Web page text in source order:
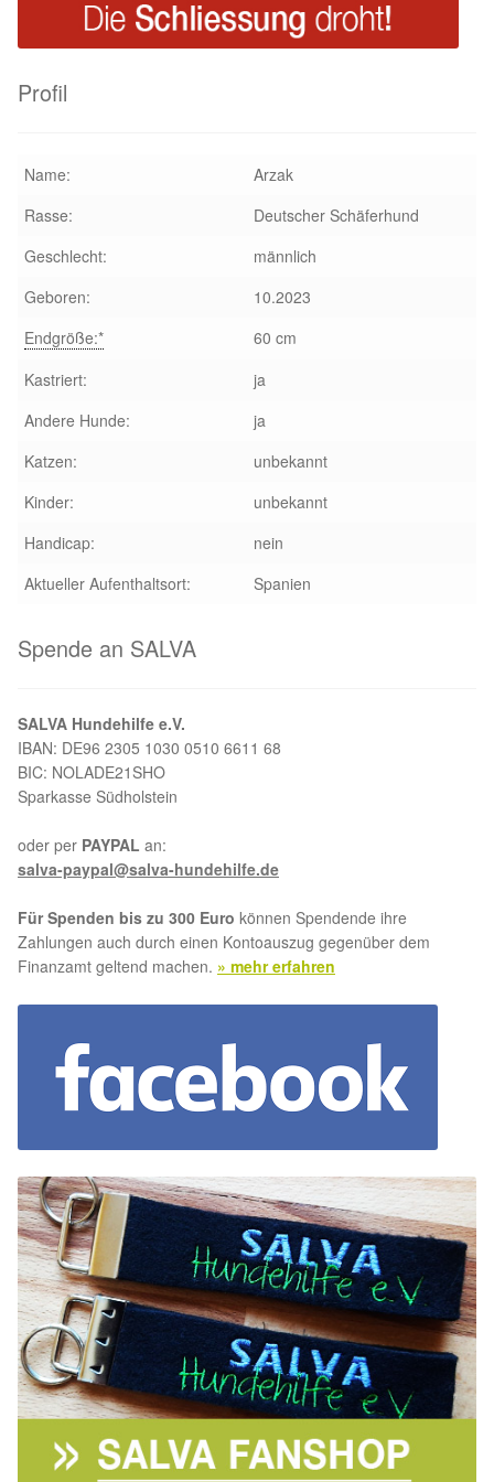
Aktion „Hilfe La Linea“
Updates „Hilfe La Linea“
Partnertierheim in Polen
Profil
Name:
Arzak
Rasse:
Deutscher Schäferhund
Geschlecht:
männlich
Geboren:
10.2023
Endgröße:*
60 cm
Kastriert:
ja
Andere Hunde:
ja
Katzen:
unbekannt
Kinder:
unbekannt
Handicap:
nein
Aktueller Aufenthaltsort:
Spanien
Spende an SALVA
SALVA Hundehilfe e.V.
IBAN: DE96 2305 1030 0510 6611 68
BIC: NOLADE21SHO
Sparkasse Südholstein
oder per PAYPAL an:
salva-paypal@salva-hundehilfe.de
Für Spenden bis zu 300 Euro können Spendende ihre
Zahlungen auch durch einen Kontoauszug gegenüber dem
Finanzamt geltend machen. » mehr erfahren